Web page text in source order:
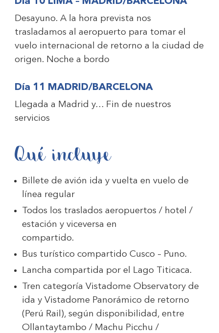
Desayuno. A la hora prevista nos
trasladamos al aeropuerto para tomar el
vuelo internacional de retorno a la ciudad de
origen. Noche a bordo
Día 11 MADRID/BARCELONA
Llegada a Madrid y… Fin de nuestros
servicios
Qué incluye
Billete de avión ida y vuelta en vuelo de
línea regular
Todos los traslados aeropuertos / hotel /
estación y viceversa en
compartido.
Bus turístico compartido Cusco – Puno.
Lancha compartida por el Lago Titicaca.
Tren categoría Vistadome Observatory de
ida y Vistadome Panorámico de retorno
(Perú Rail), según disponibilidad, entre
Ollantaytambo / Machu Picchu /